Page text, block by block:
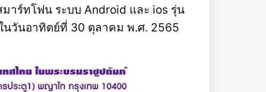
าร์ทโฟน ระบบ Android และ ios รุ่น
นวันอาทิตย์ที่ 30 ตุลาคม พ.ศ. 2565